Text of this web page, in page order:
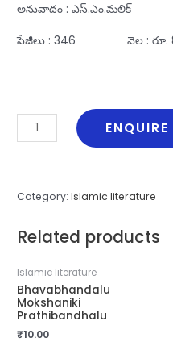
అనువాదం : ఎస్‌.ఎం.మలిక్‌
పేజీలు : 346 వెల : రూ.
Islam
Aparthala
Category:Islamic literature
Related products
Islamic literature
Bhavabhandalu
Mokshaniki
Prathibandhalu
₹10.00